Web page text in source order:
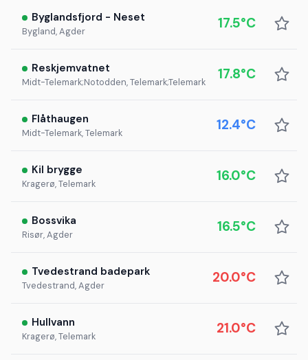
Byglandsfjord - Neset
Bygland, Agder 17.5°C
Reskjemvatnet
Midt-Telemark;Notodden, Telemark;Telemark 17.8°C
Flåthaugen
Midt-Telemark, Telemark 12.4°C
Kil brygge
Kragerø, Telemark 16.0°C
Bossvika
Risør, Agder 16.5°C
Tvedestrand badepark
Tvedestrand, Agder 20.0°C
Hullvann
Kragerø, Telemark 21.0°C